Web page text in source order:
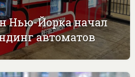
Нью-Йорка начал
автоматов